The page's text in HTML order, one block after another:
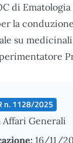
di Ematologia
la
su
n. 1128/2025
Affari Generali
16/11/